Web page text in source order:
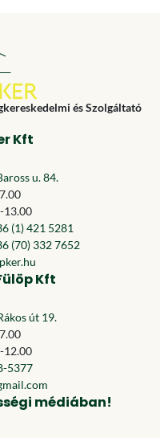
és Szolgáltató
Kft
u. 84.
13.00
(1) 421 5281
(70) 332 7652
Kft
út 19.
12.00
5377
médiában!